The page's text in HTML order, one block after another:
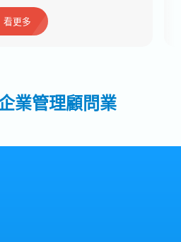
看更多
業管理顧問業